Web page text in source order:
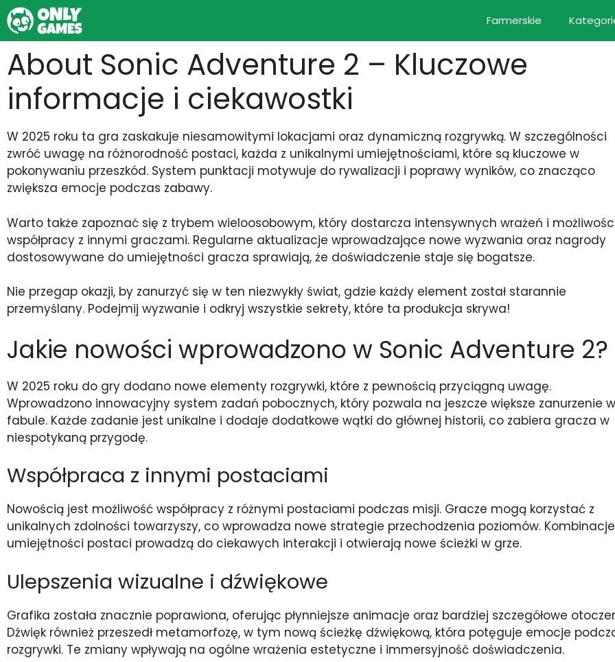
Skip
to
content
Farmerskie
About Sonic Adventure 2 – Kluczowe
informacje i ciekawostki
W 2025 roku ta gra zaskakuje niesamowitymi lokacjami oraz dynamiczną rozgrywką. W szczególności
zwróć uwagę na różnorodność postaci, każda z unikalnymi umiejętnościami, które są kluczowe w
pokonywaniu przeszkód. System punktacji motywuje do rywalizacji i poprawy wyników, co znacząco
zwiększa emocje podczas zabawy.
Warto także zapoznać się z trybem wieloosobowym, który dostarcza intensywnych wrażeń i
współpracy z innymi graczami. Regularne aktualizacje wprowadzające nowe wyzwania oraz nagrody
dostosowywane do umiejętności gracza sprawiają, że doświadczenie staje się bogatsze.
Nie przegap okazji, by zanurzyć się w ten niezwykły świat, gdzie każdy element został starannie
przemyślany. Podejmij wyzwanie i odkryj wszystkie sekrety, które ta produkcja skrywa!
Jakie nowości wprowadzono w Sonic Adventure 2?
W 2025 roku do gry dodano nowe elementy rozgrywki, które z pewnością przyciągną uwagę.
Wprowadzono innowacyjny system zadań pobocznych, który pozwala na jeszcze większe zanurzenie w
fabule. Każde zadanie jest unikalne i dodaje dodatkowe wątki do głównej historii, co zabiera gracza w
niespotykaną przygodę.
Współpraca z innymi postaciami
Nowością jest możliwość współpracy z różnymi postaciami podczas misji. Gracze mogą korzystać z
unikalnych zdolności towarzyszy, co wprowadza nowe strategie przechodzenia poziomów. Kombinacje
umiejętności postaci prowadzą do ciekawych interakcji i otwierają nowe ścieżki w grze.
Ulepszenia wizualne i dźwiękowe
Grafika została znacznie poprawiona, oferując płynniejsze animacje oraz bardziej szczegółowe
Dźwięk również przeszedł metamorfozę, w tym nową ścieżkę dźwiękową, która potęguje emocje
rozgrywki. Te zmiany wpływają na ogólne wrażenia estetyczne i immersyjność doświadczenia.